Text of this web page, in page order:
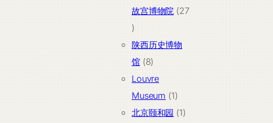
故宫博物院
27
27
个
产
品
陕西历史博物
馆 88
个
产
品
Louvre
Museum 11
个
北京颐和园 11